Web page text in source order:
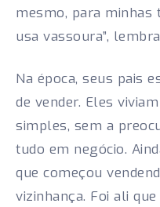
mesmo, para minhas
usa vassoura”,
Na época, seus pais
de vender. Eles
simples, sem a
tudo em negócio.
que começou
vizinhança. Foi ali